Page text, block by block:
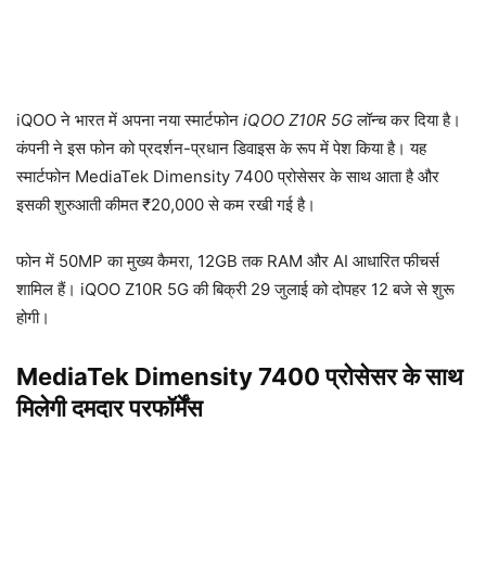
iQOO ने भारत में अपना नया स्मार्टफोन iQOO Z10R 5Gलॉन्च कर दिया है।
कंपनी ने इस फोन को प्रदर्शन-प्रधान डिवाइस के रूप में पेश किया है। यह
स्मार्टफोन MediaTek Dimensity 7400 प्रोसेसर के साथ आता है और
इसकी शुरुआती कीमत ₹20,000 से कम रखी गई है।
फोन में 50MP का मुख्य कैमरा, 12GB तक RAM और AI आधारित फीचर्स
शामिल हैं। iQOO Z10R 5G की बिक्री 29 जुलाई को दोपहर 12 बजे से शुरू
होगी।
MediaTek Dimensity 7400 प्रोसेसर के साथ
मिलेगी दमदार परफॉर्मेंस